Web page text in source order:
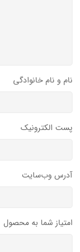
نام و نام خانوادگی
پست الکترونیک
آدرس وب‌سایت
امتیاز شما به محصول